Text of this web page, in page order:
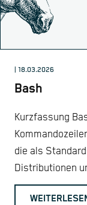
| 18.03.2026
Bash
Kurzfassung
die als
Distributionen